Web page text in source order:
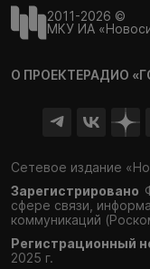
2011-2026 ©
МКУ ИА
О ПРОЕКТЕРАДИО
Сетевое издание
Зарегистрировано
сфере связи,
коммуникаций
Регистрационный
2025 г.